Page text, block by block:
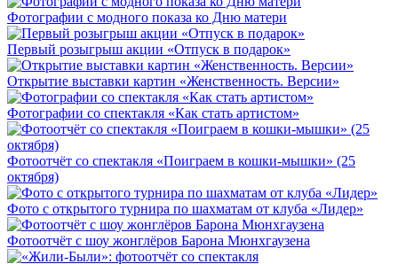
Фотографии с модного показа ко Дню матери
Первый розыгрыш акции «Отпуск в подарок»
Открытие выставки картин «Женственность. Версии»
Фотографии со спектакля «Как стать артистом»
Фотоотчёт со спектакля «Поиграем в кошки-мышки» (25
октября)
Фото с открытого турнира по шахматам от клуба «Лидер»
Фотоотчёт с шоу жонглёров Барона Мюнхгаузена